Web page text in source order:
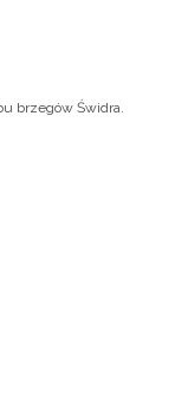
brzegów Świdra.